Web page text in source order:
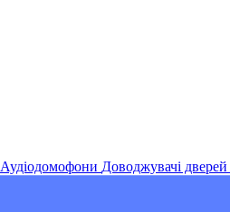
Аудіодомофони Доводжувачі дверей